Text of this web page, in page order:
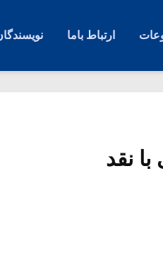
ارتباط باما
نقد